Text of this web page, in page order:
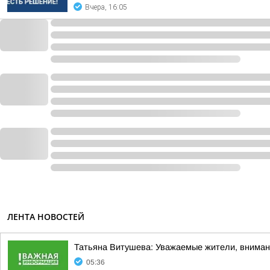
Вчера, 16:05
ЛЕНТА НОВОСТЕЙ
Татьяна Витушева: Уважаемые жители,
05:36